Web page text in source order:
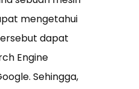
mengetahui
dapat
Engine
Sehingga,